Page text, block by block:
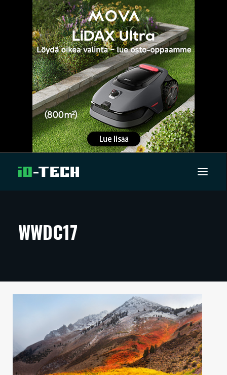
ARTIKKELIT
TECHBBS
KAUPPA
VAIHDA TEEMA
WWDC17